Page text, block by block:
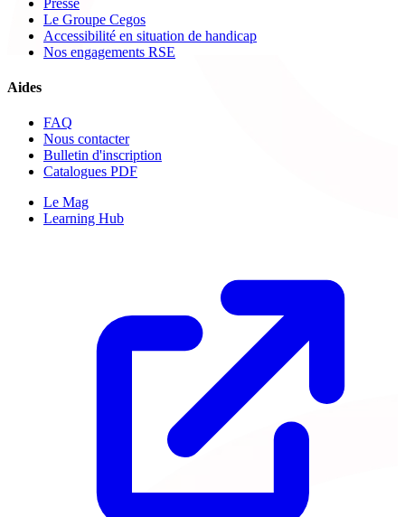
Le Groupe Cegos
Accessibilité en situation de handicap
Nos engagements RSE
Aides
FAQ
Nous contacter
Bulletin d'inscription
Catalogues PDF
Le Mag
Learning Hub